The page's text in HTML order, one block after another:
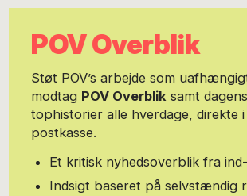
virksomhed og kommerciel drift. Ved siden af
debat som fast skribent for Politiken igennem
Smagsdommer i DR’s program på DR2/DRK.
mangeårige virke som advokat for centrale
danske film- og tv-branche og senest
Malene stort set været hele paletten rundt i
mediebranche. Man kan ikke være en god
den kreative branche, hvis man ikke
sig dybt for udkommet af den kreative proces,
vil sætte ting i system, som ikke egner sig til
POV Overblik
Støt POV’s arbejde som
modtag POV Overbliksamt
tophistorier alle hverdage, direkte i
postkasse.
Et kritisk nyhedsoverblik fra
Indsigt baseret på selvstændig